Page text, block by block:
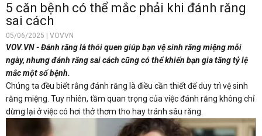
5 căn bệnh có thể mắc phải khi đánh răng
sai cách
05/06/2025 | VOVVN
VOV.VN - Đánh răng là thói quen giúp bạn vệ sinh răng miệng mỗi
ngày, nhưng đánh răng sai cách cũng có thể khiến bạn gia tăng tỷ lệ
mắc một số bệnh.
Chúng ta đều biết rằng đánh răng là điều cần thiết để duy trì vệ sinh
răng miệng. Tuy nhiên, tầm quan trọng của việc đánh răng không chỉ
dừng lại ở việc có hơi thở thơm tho hay tránh sâu răng.